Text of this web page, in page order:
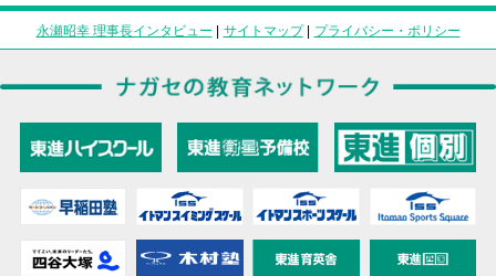
永瀬昭幸 理事長インタビュー | サイトマップ| プライバシー・ポリシー